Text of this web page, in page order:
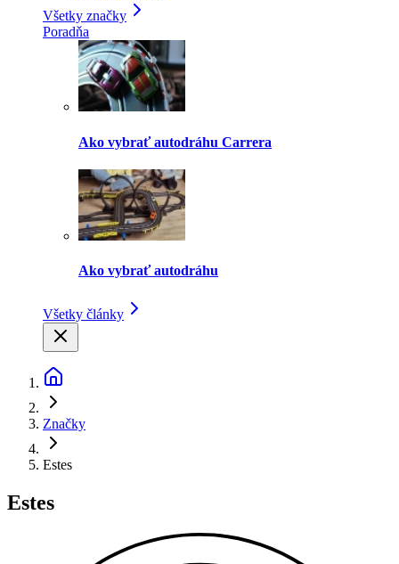
Všetky značky
Poradňa
Ako vybrať autodráhu Carrera
Ako vybrať autodráhu
Všetky články
Značky
Estes
Estes